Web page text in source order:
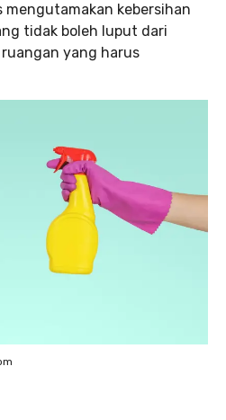
kebersihan
tidak boleh luput dari
yang harus